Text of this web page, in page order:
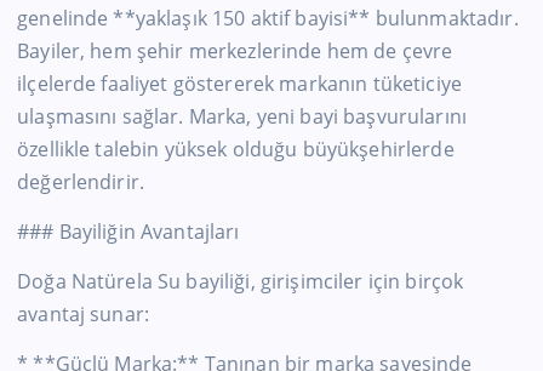
genelinde **yaklaşık 150 aktif bayisi** bulunmaktadır.
Bayiler, hem şehir merkezlerinde hem de çevre
ilçelerde faaliyet göstererek markanın tüketiciye
ulaşmasını sağlar. Marka, yeni bayi başvurularını
özellikle talebin yüksek olduğu büyükşehirlerde
değerlendirir.
### Bayiliğin Avantajları
Doğa Natürela Su bayiliği, girişimciler için birçok
avantaj sunar:
* **Güçlü Marka:** Tanınan bir marka sayesinde